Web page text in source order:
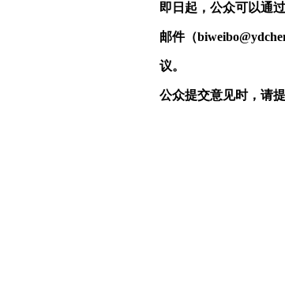
即日起，公众可以通
邮件（
议。
公众提交意见时，请